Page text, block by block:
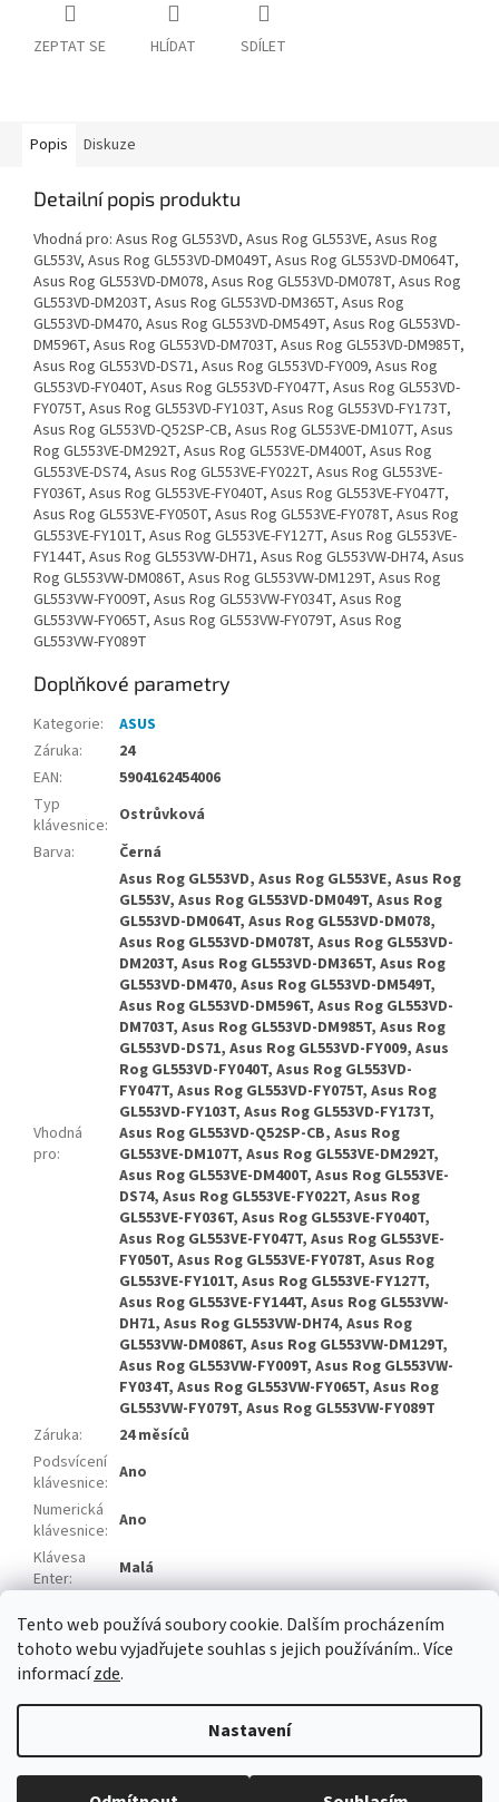
Tento web používá soubory cookie. Dalším procházením
tohoto webu vyjadřujete souhlas s jejich používáním.. Více
informacízde.
Nastavení
ZEPTAT SE HLÍDAT SDÍLET
Popis Diskuze
Detailní popis produktu
Vhodná pro: Asus Rog GL553VD, Asus Rog GL553VE, Asus Rog
GL553V, Asus Rog GL553VD-DM049T, Asus Rog GL553VD-DM064T,
Asus Rog GL553VD-DM078, Asus Rog GL553VD-DM078T, Asus Rog
GL553VD-DM203T, Asus Rog GL553VD-DM365T, Asus Rog
GL553VD-DM470, Asus Rog GL553VD-DM549T, Asus Rog GL553VD-
DM596T, Asus Rog GL553VD-DM703T, Asus Rog GL553VD-DM985T,
Asus Rog GL553VD-DS71, Asus Rog GL553VD-FY009, Asus Rog
GL553VD-FY040T, Asus Rog GL553VD-FY047T, Asus Rog GL553VD-
FY075T, Asus Rog GL553VD-FY103T, Asus Rog GL553VD-FY173T,
Asus Rog GL553VD-Q52SP-CB, Asus Rog GL553VE-DM107T, Asus
Rog GL553VE-DM292T, Asus Rog GL553VE-DM400T, Asus Rog
GL553VE-DS74, Asus Rog GL553VE-FY022T, Asus Rog GL553VE-
FY036T, Asus Rog GL553VE-FY040T, Asus Rog GL553VE-FY047T,
Asus Rog GL553VE-FY050T, Asus Rog GL553VE-FY078T, Asus Rog
GL553VE-FY101T, Asus Rog GL553VE-FY127T, Asus Rog GL553VE-
FY144T, Asus Rog GL553VW-DH71, Asus Rog GL553VW-DH74, Asus
Rog GL553VW-DM086T, Asus Rog GL553VW-DM129T, Asus Rog
GL553VW-FY009T, Asus Rog GL553VW-FY034T, Asus Rog
GL553VW-FY065T, Asus Rog GL553VW-FY079T, Asus Rog
GL553VW-FY089T
Doplňkové parametry
Kategorie:
ASUS
Záruka:
24
EAN:
5904162454006
Typ
klávesnice: Ostrůvková
Barva: Černá
Vhodná
pro:
Asus Rog GL553VD, Asus Rog GL553VE, Asus Rog
GL553V, Asus Rog GL553VD-DM049T, Asus Rog
GL553VD-DM064T, Asus Rog GL553VD-DM078,
Asus Rog GL553VD-DM078T, Asus Rog GL553VD-
DM203T, Asus Rog GL553VD-DM365T, Asus Rog
GL553VD-DM470, Asus Rog GL553VD-DM549T,
Asus Rog GL553VD-DM596T, Asus Rog GL553VD-
DM703T, Asus Rog GL553VD-DM985T, Asus Rog
GL553VD-DS71, Asus Rog GL553VD-FY009, Asus
Rog GL553VD-FY040T, Asus Rog GL553VD-
FY047T, Asus Rog GL553VD-FY075T, Asus Rog
GL553VD-FY103T, Asus Rog GL553VD-FY173T,
Asus Rog GL553VD-Q52SP-CB, Asus Rog
GL553VE-DM107T, Asus Rog GL553VE-DM292T,
Asus Rog GL553VE-DM400T, Asus Rog GL553VE-
DS74, Asus Rog GL553VE-FY022T, Asus Rog
GL553VE-FY036T, Asus Rog GL553VE-FY040T,
Asus Rog GL553VE-FY047T, Asus Rog GL553VE-
FY050T, Asus Rog GL553VE-FY078T, Asus Rog
GL553VE-FY101T, Asus Rog GL553VE-FY127T,
Asus Rog GL553VE-FY144T, Asus Rog GL553VW-
DH71, Asus Rog GL553VW-DH74, Asus Rog
GL553VW-DM086T, Asus Rog GL553VW-DM129T,
Asus Rog GL553VW-FY009T, Asus Rog GL553VW-
FY034T, Asus Rog GL553VW-FY065T, Asus Rog
GL553VW-FY079T, Asus Rog GL553VW-FY089T
Záruka:
24 měsíců
Podsvícení
klávesnice: Ano
Numerická
klávesnice: Ano
Klávesa
Enter:
Malá
klávesnice: QWERTY US
Vytvořil Shoptet